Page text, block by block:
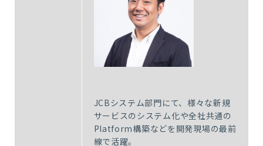
JCBシステム部門にて、様々な新規
サービスのシステム化や全社共通の
Platform構築などを開発現場の最前
線で活躍。